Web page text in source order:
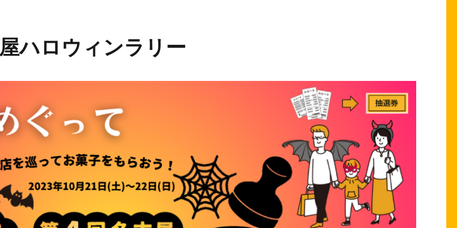
ハロウィンラリー